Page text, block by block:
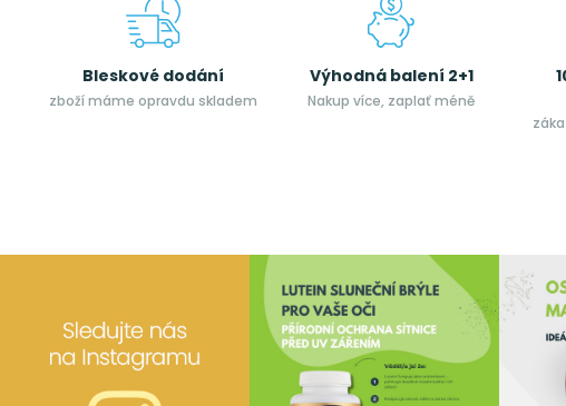
Bleskové dodání
zboží máme opravdu skladem
Výhodná balení 2+1
Nakup více, zaplať méně